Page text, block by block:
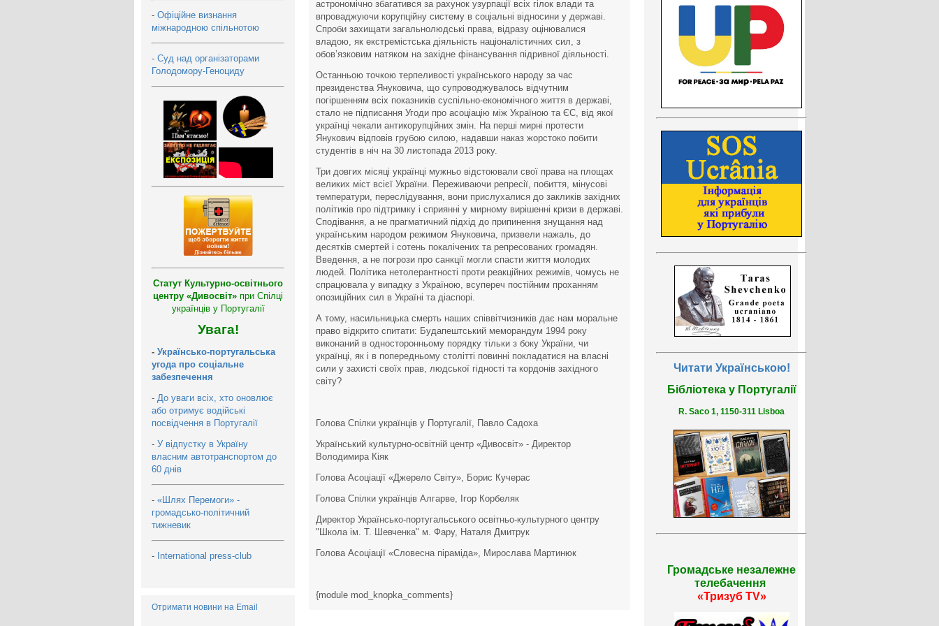
- Офіційне визнання
міжнародною спільнотою
- Суд над організаторами
Голодомору-Геноциду
Статут Культурно-освітнього
центру «Дивосвіт» при Спілці
українців у Португалії
Увага!
- Українсько-португальська
угода про соціальне
забезпечення
- До уваги всіх, хто оновлює
або отримує водійські
посвідчення в Португалії
- У відпустку в Україну
власним автотранспортом до
60 днів
- «Шлях Перемоги» -
громадсько-політичний
тижневик
- International press-club
Отримати новини на Email
астрономічно збагатився за рахунок узурпації всіх гілок влади та
впроваджуючи корупційну систему в соціальні відносини у державі.
Спроби захищати загальнолюдські права, відразу оцінювалися
владою, як екстремістська діяльність націоналістичних сил, з
обов’язковим натяком на західне фінансування підривної діяльності.
Останньою точкою терпеливості українського народу за час
президенства Януковича, що супроводжувалось відчутним
погіршенням всіх показників суспільно-економічного життя в державі,
стало не підписання Угоди про асоціацію між Україною та ЄС, від якої
українці чекали антикорупційних змін. На перші мирні протести
Янукович відповів грубою силою, надавши наказ жорстоко побити
студентів в ніч на 30 листопада 2013 року.
Три довгих місяці українці мужньо відстоювали свої права на площах
великих міст всієї України. Переживаючи репресії, побиття, мінусові
температури, переслідування, вони прислухалися до закликів західних
політиків про підтримку і сприянні у мирному вирішенні кризи в державі.
Сподівання, а не прагматичний підхід до припинення знущання над
українським народом режимом Януковича, призвели нажаль, до
десятків смертей і сотень покалічених та репресованих громадян.
Введення, а не погрози про санкції могли спасти життя молодих
людей. Політика нетолерантності проти реакційних режимів, чомусь не
спрацювала у випадку з Україною, всупереч постійним проханням
опозиційних сил в Україні та діаспорі.
А тому, насильницька смерть наших співвітчизників дає нам моральне
право відкрито спитати: Будапештський меморандум 1994 року
виконаний в односторонньому порядку тільки з боку України, чи
українці, як і в попередньому столітті повинні покладатися на власні
сили у захисті своїх прав, людської гідності та кордонів західного
світу?
Голова Спілки українців у Португалії, Павло Садоха
Український культурно-освітній центр «Дивосвіт» - Директор
Володимира Кіяк
Голова Асоціації «Джерело Світу», Борис Кучерас
Голова Спілки українців Алгарве, Ігор Корбеляк
Директор Українсько-португальського освітньо-культурного центру
"Школа ім. Т. Шевченка" м. Фару, Наталя Дмитрук
Голова Асоціації «Словесна піраміда», Мирослава Мартинюк
{module mod_knopka_comments}
Читати Українською!
Бібліотека у Португалії
R. Saco 1, 1150-311 Lisboa
Громадське незалежне
телебачення
«Тризуб TV»